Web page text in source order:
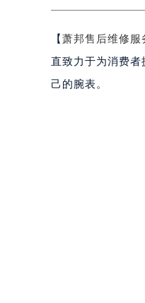
惠
厦
【萧邦售后维修服
直致力于为消费者
己的腕表。